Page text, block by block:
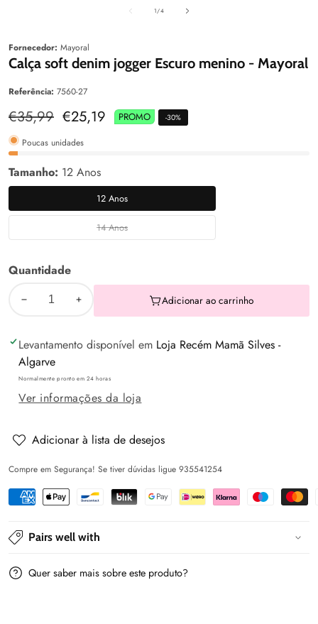
1/de
4
Fornecedor: Mayoral
Calça soft denim jogger Escuro menino - Mayoral
Referência: 7560-27
Preço
normal
€35,99 Preço
venda
€25,19 PROMO -30%
Poucas unidades
Tamanho: 12 Anos
12 Anos
12
Anos
14 Anos
14
Quantidade
Diminuir
quantidade
de
Calça
soft
jogger
menino
-
quantidade
Calça
soft
jogger
menino
Adicionar ao carrinho
Levantamento disponível em Loja Recém Mamã Silves -
Algarve
Normalmente pronto em 24 horas
Ver informações da loja
Adicionar à lista de desejos
Compre em Segurança! Se tiver dúvidas ligue 935541254
Pairs well with
Quer saber mais sobre este produto?